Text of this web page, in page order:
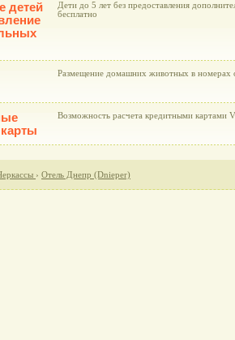
детей
Дети до 5 лет без предоставления
бесплатно
Размещение домашних животных в номерах
Возможность расчета кредитными картами
› Отель Днепр (Dnieper)